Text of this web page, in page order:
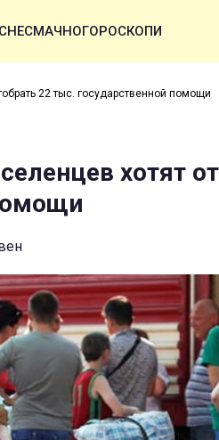
СМАЧНОГОРОСКОПИ
22 тыс. государственной помощи
хотят